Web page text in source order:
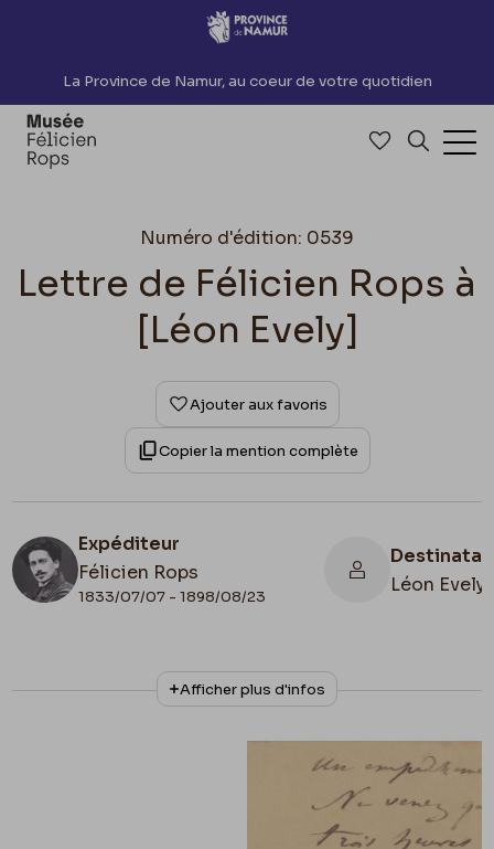
Accèder directement au contenu
La Province de Namur, au coeur de votre quotidien
Accéder à
Numéro d'édition: 0539
Lettre de Félicien Rops à
[Léon Evely]
Ajouter aux favoris
Copier la mention complète
Expéditeur
Félicien Rops
1833/07/07 - 1898/08/23
Léon Evely
N° d'inventaire
III/215/1/37
Collationnage
Autographe
Cachet d'envoi
1883/08/01
Afficher plus d'infos